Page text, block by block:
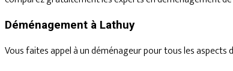
Déménagement à Lathuy
Vous faites appel à un déménageur pour tous les